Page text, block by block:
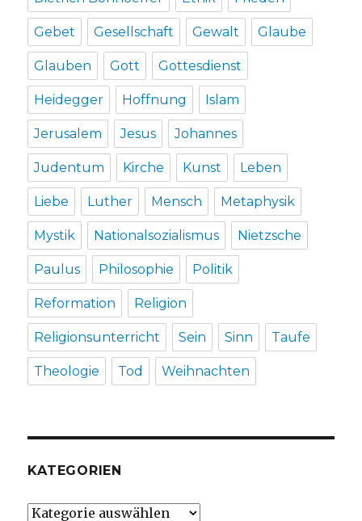
Gebet Gesellschaft Gewalt Glaube
Glauben Gott Gottesdienst
Heidegger Hoffnung Islam
Jerusalem Jesus Johannes
Judentum Kirche Kunst Leben
Liebe Luther Mensch Metaphysik
Mystik Nationalsozialismus Nietzsche
Paulus Philosophie Politik
Reformation Religion
Religionsunterricht Sein Sinn Taufe
Theologie Tod Weihnachten
KATEGORIEN
Kategorien